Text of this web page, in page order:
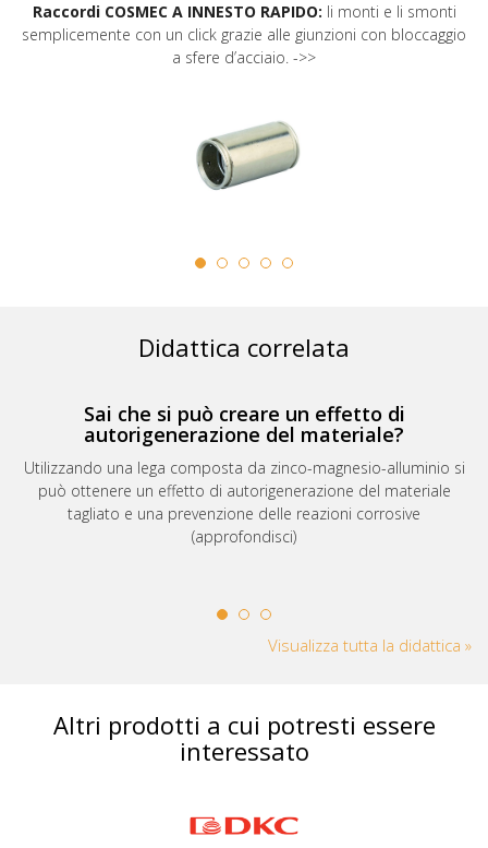
Raccordi COSMEC A INNESTO RAPIDO: li monti e li smonti
semplicemente con un click grazie alle giunzioni con bloccaggio
a sfere d’acciaio. ->>
Didattica correlata
Sai che si può creare un effetto di
autorigenerazione del materiale?
Utilizzando una lega composta da zinco-magnesio-alluminio si
può ottenere un effetto di autorigenerazione del materiale
tagliato e una prevenzione delle reazioni corrosive
(approfondisci)
Visualizza tutta la didattica »
Altri prodotti a cui potresti essere
interessato